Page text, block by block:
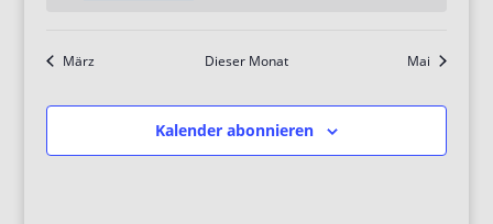
März Dieser Monat Mai
Kalender abonnieren